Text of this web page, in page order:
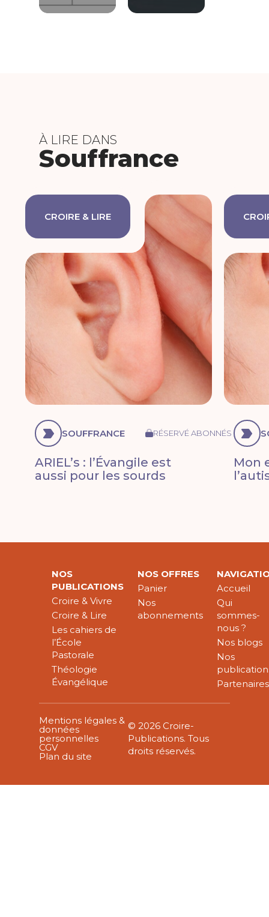
À LIRE DANS
Souffrance
CROIRE & LIRE
SOUFFRANCE RÉSERVÉ ABONNÉS
ARIEL’s : l’Évangile est
aussi pour les sourds
Mon
NOS
PUBLICATIONS
Croire & Vivre
Croire & Lire
Les cahiers de
l’École
Pastorale
Théologie
Évangélique
NOS OFFRES
Panier
Nos
abonnements
Accueil
Qui
sommes-
nous ?
Nos blogs
Nos
Partenaires
Mentions légales &
données
personnelles
CGV
Plan du site
© 2026 Croire-
Publications. Tous
droits réservés.